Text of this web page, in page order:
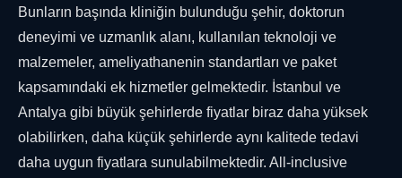
Bunların başında kliniğin bulunduğu şehir, doktorun
deneyimi ve uzmanlık alanı, kullanılan teknoloji ve
malzemeler, ameliyathanenin standartları ve paket
kapsamındaki ek hizmetler gelmektedir. İstanbul ve
Antalya gibi büyük şehirlerde fiyatlar biraz daha yüksek
olabilirken, daha küçük şehirlerde aynı kalitede tedavi
daha uygun fiyatlara sunulabilmektedir. All-inclusive